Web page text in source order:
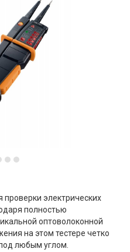
электрических
полностью
оптоволоконной
на этом тестере четко
любым углом.